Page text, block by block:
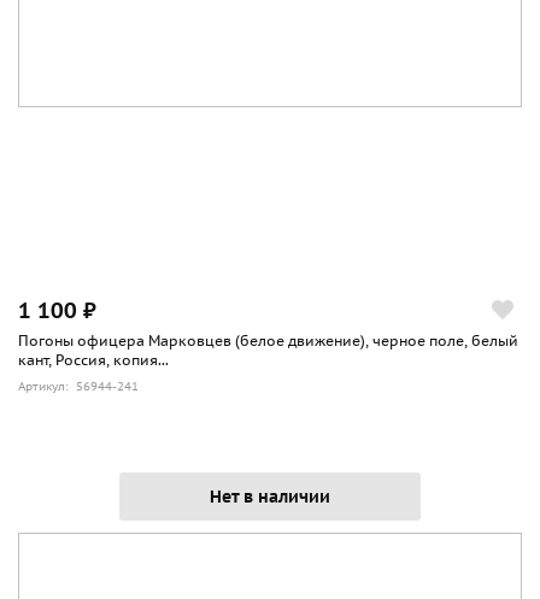
1 100 ₽
Погоны офицера Марковцев (белое движение), черное поле, белый
кант, Россия, копия...
Артикул: 56944-241
Нет в наличии